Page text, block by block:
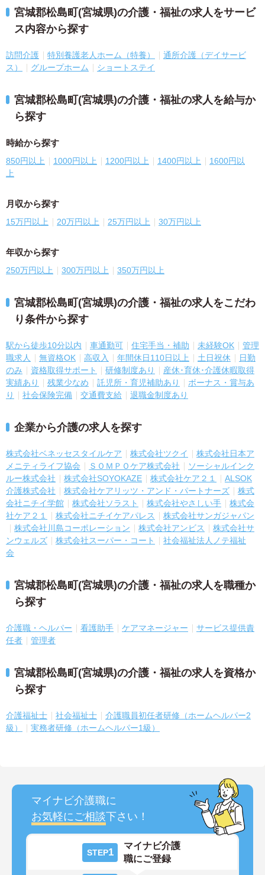
宮城郡松島町(宮城県)の介護・福祉の求人をサービ
ス内容から探す
訪問介護 特別養護老人ホーム（特養）
通所介護（デイサービ
ス）
グループホーム ショートステイ
宮城郡松島町(宮城県)の介護・福祉の求人を給与か
ら探す
時給から探す
850円以上 1000円以上 1200円以上 1400円以上
1600円以
上
月収から探す
15万円以上 20万円以上 25万円以上 30万円以上
年収から探す
250万円以上 300万円以上 350万円以上
宮城郡松島町(宮城県)の介護・福祉の求人をこだわ
り条件から探す
駅から徒歩10分以内 車通勤可 住宅手当・補助 未経験OK
管理
職求人
無資格OK 高収入 年間休日110日以上 土日祝休
日勤
のみ
資格取得サポート 研修制度あり
産休･育休･介護休暇取得
実績あり
残業少なめ 託児所・育児補助あり
ボーナス・賞与あ
り
社会保険完備 交通費支給 退職金制度あり
企業から介護の求人を探す
株式会社ベネッセスタイルケア 株式会社ツクイ
株式会社日本ア
メニティライフ協会
ＳＯＭＰＯケア株式会社
ソーシャルインク
ルー株式会社
株式会社SOYOKAZE 株式会社ケア２１
ALSOK
介護株式会社
株式会社ケアリッツ・アンド・パートナーズ
株式
会社ニチイ学館
株式会社ソラスト 株式会社やさしい手
株式会
社ケア２１
株式会社ニチイケアパレス
株式会社サンガジャパン
株式会社川島コーポレーション
株式会社アンビス
株式会社サ
ンウェルズ
株式会社スーパー・コート
社会福祉法人ノテ福祉
会
宮城郡松島町(宮城県)の介護・福祉の求人を職種か
ら探す
介護職・ヘルパー 看護助手 ケアマネージャー
サービス提供責
任者
管理者
宮城郡松島町(宮城県)の介護・福祉の求人を資格か
ら探す
介護福祉士 社会福祉士
介護職員初任者研修（ホームヘルパー2
級）
実務者研修（ホームヘルパー1級）
マイナビ介護職に
お気軽にご相談下さい！
STEP1
マイナビ介護
職にご登録